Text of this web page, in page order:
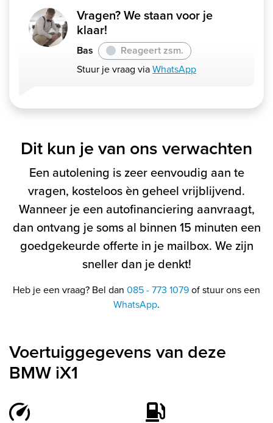
Vragen? We staan voor je
klaar!
Bas
Reageert zsm.
Stuur je vraag viaWhatsApp
Dit kun je van ons verwachten
Een autolening is zeer eenvoudig aan te
vragen, kosteloos èn geheel vrijblijvend.
Wanneer je een autofinanciering aanvraagt,
dan ontvang je soms al binnen 15 minuten een
goedgekeurde offerte in je mailbox. We zijn
sneller dan je denkt!
Heb je een vraag? Bel dan 085 - 773 1079of stuur ons een
WhatsApp.
Voertuiggegevens van deze
BMW iX1